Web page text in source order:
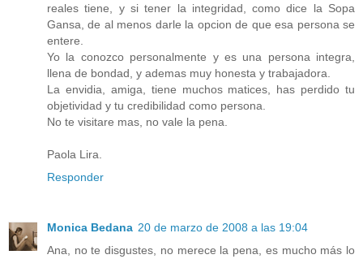
reales tiene, y si tener la integridad, como dice la Sopa
Gansa, de al menos darle la opcion de que esa persona se
entere.
Yo la conozco personalmente y es una persona integra,
llena de bondad, y ademas muy honesta y trabajadora.
La envidia, amiga, tiene muchos matices, has perdido tu
objetividad y tu credibilidad como persona.
No te visitare mas, no vale la pena.
Paola Lira.
Responder
Monica Bedana 20 de marzo de 2008 a las 19:04
Ana, no te disgustes, no merece la pena, es mucho más lo